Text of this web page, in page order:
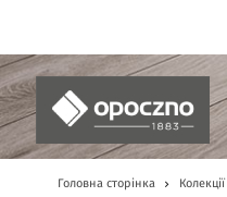
Головна сторінка Колекції